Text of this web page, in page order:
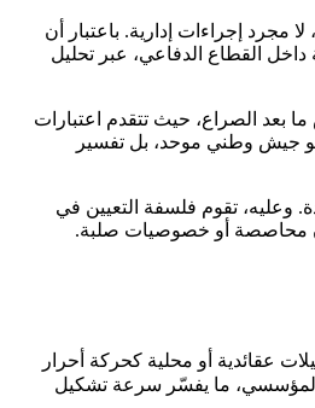
مجرد إجراءات إدارية. باعتبار أن
داخل القطاع الدفاعي، عبر تحليل
بعد الصراع، حيث تتقدم اعتبارات
جيش وطني موحد، بل تفسير
وعليه، تقوم فلسفة التعيين في
دون محاصصة أو خصوصيات صلبة.
عقائدية أو محلية كحركة أحرار
المؤسسي، ما يفسّر سرعة تشكيل